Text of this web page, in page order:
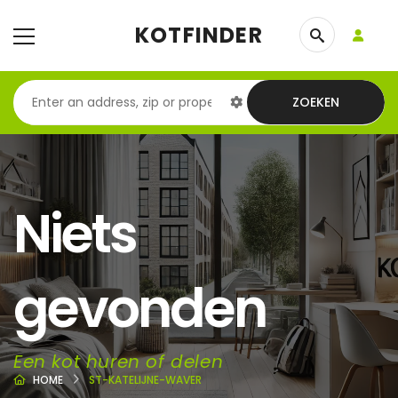
KOTFINDER
ZOEKEN
Niets
gevonden
Een kot huren of delen
HOME ST-KATELIJNE-WAVER